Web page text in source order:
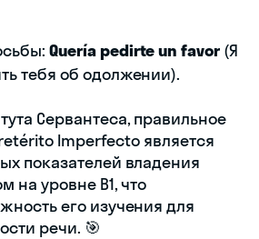
Quería pedirte un favor(Я
тебя об одолжении).
Сервантеса, правильное
Imperfecto является
показателей владения
на уровне B1, что
его изучения для
речи. 🎯